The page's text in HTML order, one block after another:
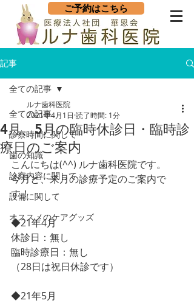
ご予約はこちら
記事
全ての記事
診察時間に関して
歯の知識
診察内容に関して
設備に関して
オススメのケアグッズ
全ての記事
4月、5月の臨時休診日・臨時診
療日のご案内
ルナ歯科医院
2021年4月1日 読了時間: 1分
こんにちは(^^) ルナ歯科医院です。
今月と、来月の診療予定のご案内で
す！
◆21年4月
休診日：無し
臨時診療日：無し
（28日は祝日休診です）
◆21年5月